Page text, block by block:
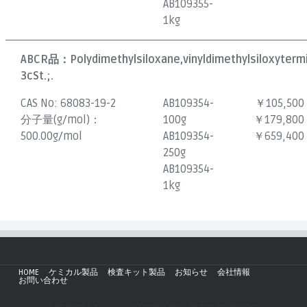
AB109355-
1kg
ABCR品：
3cSt.;.
CAS No:68083-19-2
分子量(g/mol)：
500.00g/mol
AB109354-
100g
AB109354-
250g
AB109354-
1kg
￥105,500
￥179,800
￥659,400
HOME ケミカル製品 検査キット製品 お知らせ
会社情報
お問い合わせ